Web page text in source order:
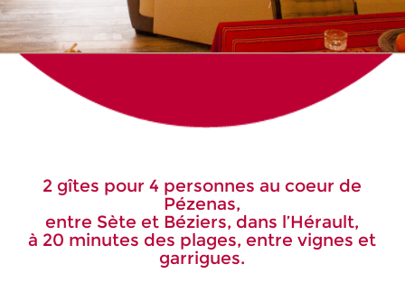
2 gîtes pour 4 personnes au coeur de
Pézenas,
entre Sète et Béziers, dans l’Hérault,
à 20 minutes des plages, entre vignes et
garrigues.